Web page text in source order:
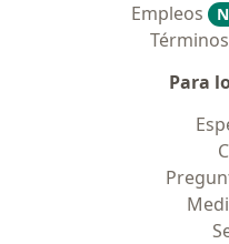
Empleos
Para